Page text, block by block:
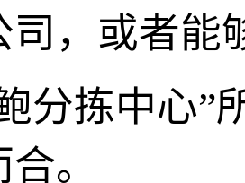
司，或者能
分拣中心”
。